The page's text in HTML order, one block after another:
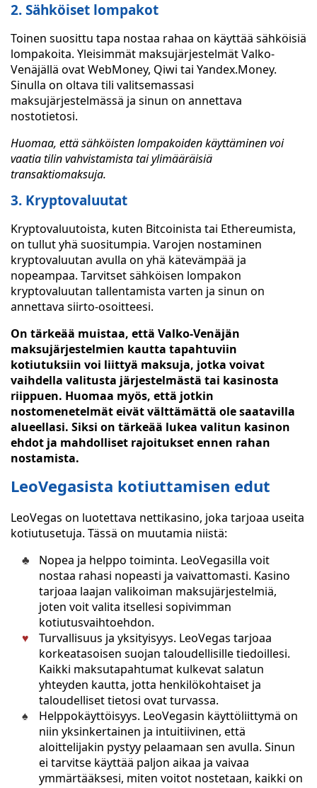
2. Sähköiset lompakot
Toinen suosittu tapa nostaa rahaa on käyttää sähköisiä
lompakoita. Yleisimmät maksujärjestelmät Valko-
Venäjällä ovat WebMoney, Qiwi tai Yandex.Money.
Sinulla on oltava tili valitsemassasi
maksujärjestelmässä ja sinun on annettava
nostotietosi.
Huomaa, että sähköisten lompakoiden käyttäminen voi
vaatia tilin vahvistamista tai ylimääräisiä
transaktiomaksuja.
3. Kryptovaluutat
Kryptovaluutoista, kuten Bitcoinista tai Ethereumista,
on tullut yhä suositumpia. Varojen nostaminen
kryptovaluutan avulla on yhä kätevämpää ja
nopeampaa. Tarvitset sähköisen lompakon
kryptovaluutan tallentamista varten ja sinun on
annettava siirto-osoitteesi.
On tärkeää muistaa, että Valko-Venäjän
maksujärjestelmien kautta tapahtuviin
kotiutuksiin voi liittyä maksuja, jotka voivat
vaihdella valitusta järjestelmästä tai kasinosta
riippuen. Huomaa myös, että jotkin
nostomenetelmät eivät välttämättä ole saatavilla
alueellasi. Siksi on tärkeää lukea valitun kasinon
ehdot ja mahdolliset rajoitukset ennen rahan
nostamista.
LeoVegasista kotiuttamisen edut
LeoVegas on luotettava nettikasino, joka tarjoaa useita
kotiutusetuja. Tässä on muutamia niistä:
Nopea ja helppo toiminta. LeoVegasilla voit
nostaa rahasi nopeasti ja vaivattomasti. Kasino
tarjoaa laajan valikoiman maksujärjestelmiä,
joten voit valita itsellesi sopivimman
kotiutusvaihtoehdon.
Turvallisuus ja yksityisyys. LeoVegas tarjoaa
korkeatasoisen suojan taloudellisille tiedoillesi.
Kaikki maksutapahtumat kulkevat salatun
yhteyden kautta, jotta henkilökohtaiset ja
taloudelliset tietosi ovat turvassa.
Helppokäyttöisyys. LeoVegasin käyttöliittymä on
niin yksinkertainen ja intuitiivinen, että
aloittelijakin pystyy pelaamaan sen avulla. Sinun
ei tarvitse käyttää paljon aikaa ja vaivaa
ymmärtääksesi, miten voitot nostetaan, kaikki on